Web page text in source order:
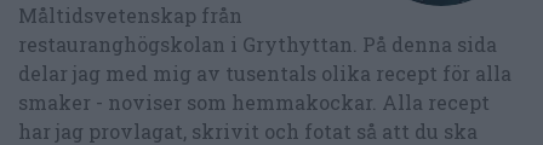
Måltidsvetenskap från
restauranghögskolan i Grythyttan. På denna sida
delar jag med mig av tusentals olika recept för alla
smaker - noviser som hemmakockar. Alla recept
har jag provlagat, skrivit och fotat så att du ska